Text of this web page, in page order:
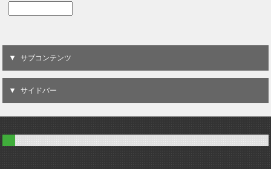
サブコンテンツ
サイドバー